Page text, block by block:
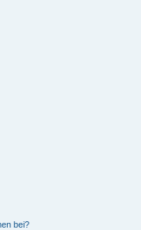
bei?